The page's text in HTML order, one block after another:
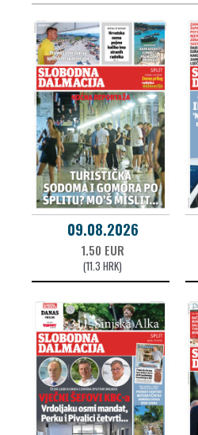
09.08.2026
1.50 EUR
(11.3 HRK)